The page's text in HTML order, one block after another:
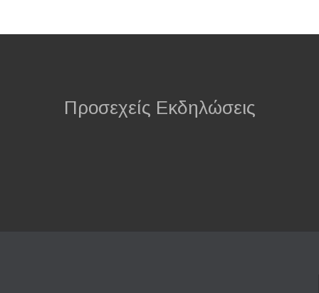
Προσεχείς Εκδηλώσεις